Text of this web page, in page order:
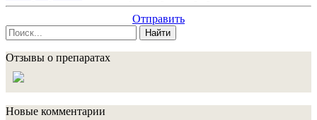
Отправить
Найти
Отзывы о препаратах
Новые комментарии